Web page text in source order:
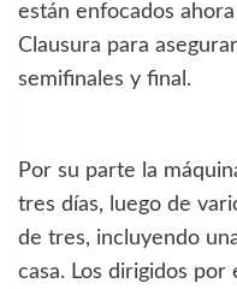
están enfocados
Clausura para
semifinales y final.
Por su parte la
tres días, luego de
de tres, incluyendo
casa. Los dirigidos